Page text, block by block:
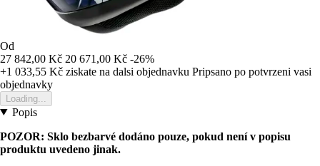
Od
27 842,00 Kč 20 671,00 Kč -26%
+1 033,55 Kč ziskate na dalsi objednavku Pripsano po potvrzeni vasi
objednavky
Loading...
Popis
POZOR: Sklo bezbarvé dodáno pouze, pokud není v popisu
produktu uvedeno jinak.